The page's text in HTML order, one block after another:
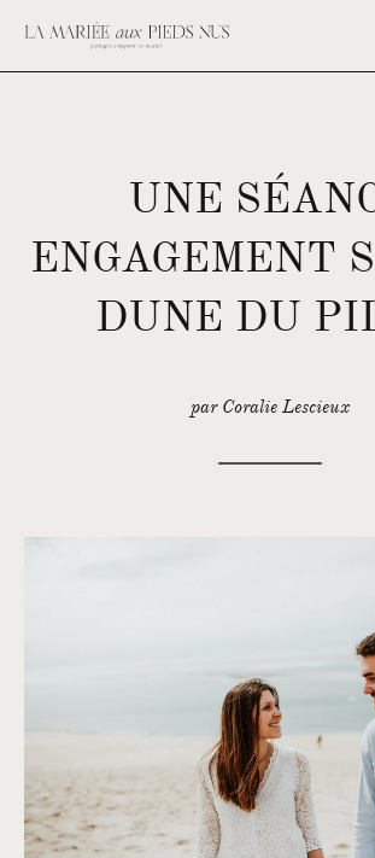
UNE
ENGAGEMENT
DUNE DU
par Coralie Lescieux